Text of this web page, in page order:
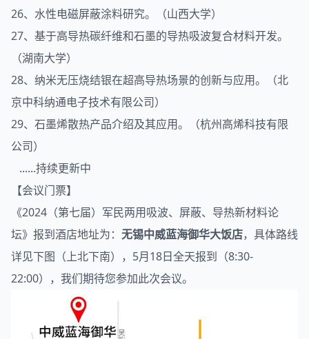
26、水性电磁屏蔽涂料研究。（山西大学）
27、基于高导热碳纤维和石墨的导热吸波复合材料开发。
（湖南大学）
28、纳米无压烧结银在超高导热场景的创新与应用。（北
京中科纳通电子技术有限公司）
29、石墨烯散热产品介绍及其应用。（杭州高烯科技有限
公司）
......持续更新中
【会议门票】
《2024（第七届）军民两用吸波、屏蔽、 导热新材料论
坛》报到酒店地址为： 无锡中威蓝海御华大饭店，具体路线
详见下图（上北下南），5月18日全天报到（8:30-
22:00），我们期待您参加此次会议。